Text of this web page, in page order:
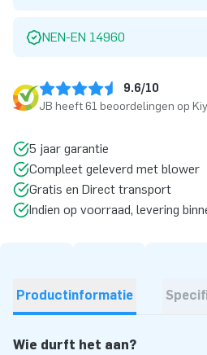
NEN-EN 14960
9.6/10
JB heeft 61 beoordelingen op
5 jaar garantie
Compleet geleverd met blower
Gratis en Direct transport
Indien op voorraad, levering
Productinformatie
Wie durft het aan?